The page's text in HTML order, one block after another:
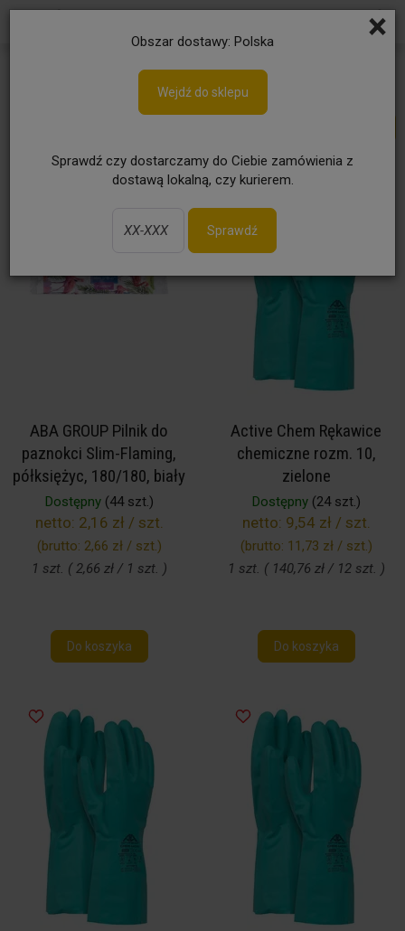
×
Obszar dostawy: Polska
Wejdź do sklepu
Sprawdź czy dostarczamy do Ciebie zamówienia z
dostawą lokalną, czy kurierem.
Sprawdź
ABA GROUP Pilnik do
paznokci Slim-Flaming,
półksiężyc, 180/180, biały
Dostępny(44 szt.)
netto: 2,16 zł / szt.
(brutto: 2,66 zł / szt.)
1 szt. ( 2,66 zł / 1 szt. )
Do koszyka
Active Chem Rękawice
chemiczne rozm. 10,
zielone
Dostępny(24 szt.)
netto: 9,54 zł / szt.
(brutto: 11,73 zł / szt.)
1 szt. ( 140,76 zł / 12 szt. )
Do koszyka